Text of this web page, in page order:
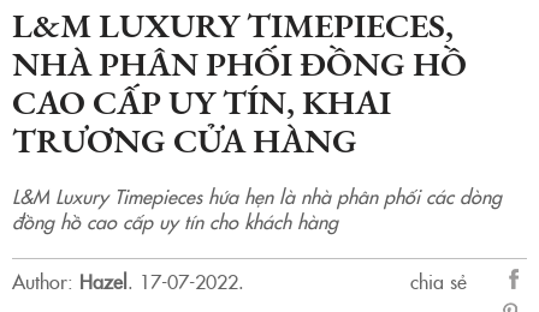
L&M LUXURY TIMEPIECES,
NHÀ PHÂN PHỐI ĐỒNG HỒ
CAO CẤP UY TÍN, KHAI
TRƯƠNG CỬA HÀNG
L&M Luxury Timepieces hứa hẹn là nhà phân phối các dòng
đồng hồ cao cấp uy tín cho khách hàng
Author: Hazel. 17-07-2022.
chia sẻ